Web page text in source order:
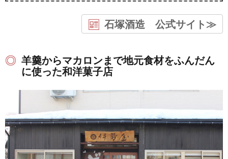
石塚酒造 公式サイト≫
羊羹からマカロンまで地元食材をふんだん
に使った和洋菓子店